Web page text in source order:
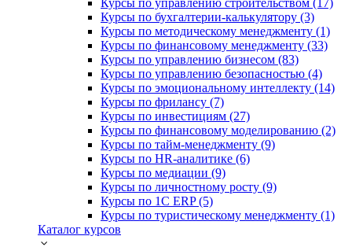
Курсы по управлению строительством (17)
Курсы по бухгалтерии-калькулятору (3)
Курсы по методическому менеджменту (1)
Курсы по финансовому менеджменту (33)
Курсы по управлению бизнесом (83)
Курсы по управлению безопасностью (4)
Курсы по эмоциональному интеллекту (14)
Курсы по фрилансу (7)
Курсы по инвестициям (27)
Курсы по финансовому моделированию (2)
Курсы по тайм-менеджменту (9)
Курсы по HR-аналитике (6)
Курсы по медиации (9)
Курсы по личностному росту (9)
Курсы по 1С ERP (5)
Курсы по туристическому менеджменту (1)
Каталог курсов